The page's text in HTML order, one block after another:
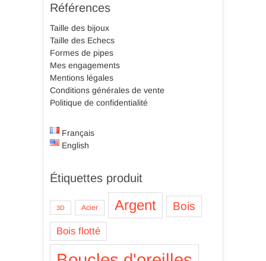
Références
Taille des bijoux
Taille des Echecs
Formes de pipes
Mes engagements
Mentions légales
Conditions générales de vente
Politique de confidentialité
Français
English
Étiquettes produit
3D Acier Argent Bois
Bois flotté